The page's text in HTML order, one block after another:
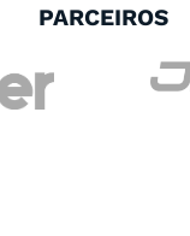
PARCEIROS